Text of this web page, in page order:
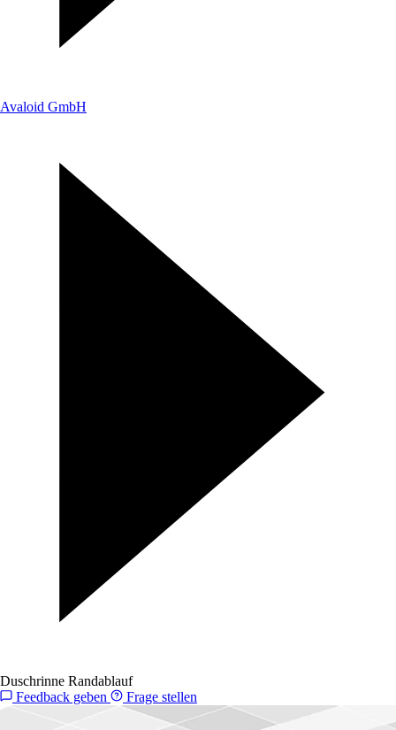
Avaloid GmbH
Duschrinne Randablauf
Feedback geben
Frage stellen